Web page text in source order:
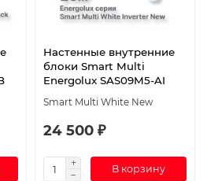
Настенные внутренние
блоки Smart Multi
Energolux SAS09M5-AI
Smart Multi White New
24 500 ₽
В корзину